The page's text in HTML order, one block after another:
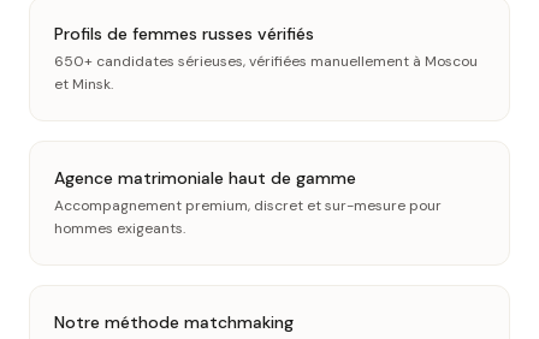
Profils de femmes russes vérifiés
650+ candidates sérieuses, vérifiées manuellement à Moscou
et Minsk.
Agence matrimoniale haut de gamme
Accompagnement premium, discret et sur-mesure pour
hommes exigeants.
Notre méthode matchmaking